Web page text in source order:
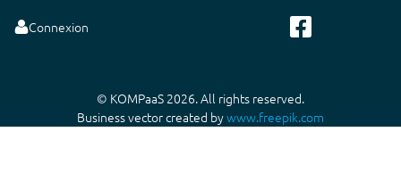
Connexion
© KOMPaaS 2026. All rights reserved.
Business vector created bywww.freepik.com